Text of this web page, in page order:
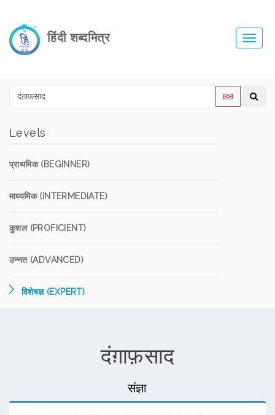
हिंदी शब्दमित्र
Levels
प्राथमिक (BEGINNER)
माध्यमिक (INTERMEDIATE)
कुशल (PROFICIENT)
उन्नत (ADVANCED)
विशेषज्ञ (EXPERT)
दंग़ाफ़साद
संज्ञा